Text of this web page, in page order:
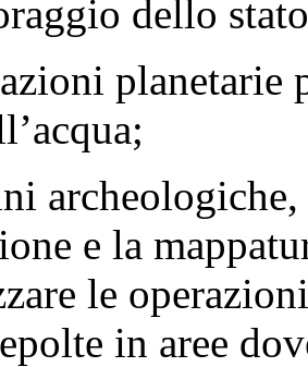
dello
planetarie
e la
le
in aree